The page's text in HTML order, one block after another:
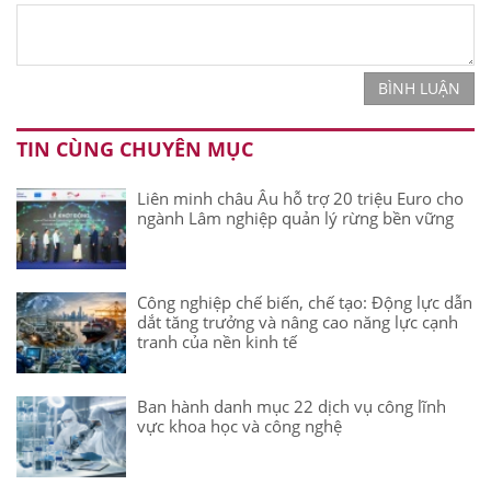
BÌNH LUẬN
TIN CÙNG CHUYÊN MỤC
Liên minh châu Âu hỗ trợ 20 triệu Euro cho
ngành Lâm nghiệp quản lý rừng bền vững
Công nghiệp chế biến, chế tạo: Động lực dẫn
dắt tăng trưởng và nâng cao năng lực cạnh
tranh của nền kinh tế
Ban hành danh mục 22 dịch vụ công lĩnh
vực khoa học và công nghệ